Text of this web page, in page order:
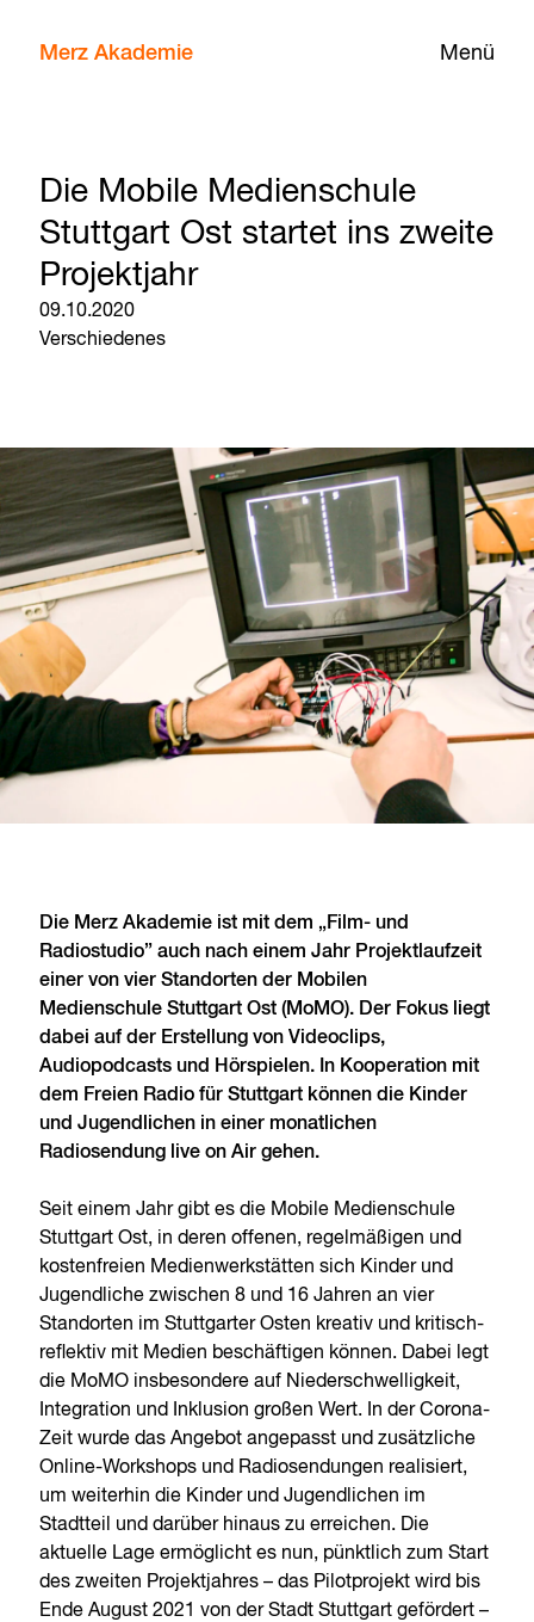
Menü
Merz Akademie
Die Mobile Medienschule
Stuttgart Ost startet ins zweite
Projektjahr
09.10.2020
Verschiedenes
Die Merz Akademie ist mit dem „Film- und
Radiostudio” auch nach einem Jahr Projektlaufzeit
einer von vier Standorten der Mobilen
Medienschule Stuttgart Ost (MoMO). Der Fokus liegt
dabei auf der Erstellung von Videoclips,
Audiopodcasts und Hörspielen. In Kooperation mit
dem Freien Radio für Stuttgart können die Kinder
und Jugendlichen in einer monatlichen
Radiosendung live on Air gehen.
Seit einem Jahr gibt es die Mobile Medienschule
Stuttgart Ost, in deren offenen, regelmäßigen und
kostenfreien Medienwerkstätten sich Kinder und
Jugendliche zwischen 8 und 16 Jahren an vier
Standorten im Stuttgarter Osten kreativ und kritisch-
reflektiv mit Medien beschäftigen können. Dabei legt
die MoMO insbesondere auf Niederschwelligkeit,
Integration und Inklusion großen Wert. In der Corona-
Zeit wurde das Angebot angepasst und zusätzliche
Online-Workshops und Radiosendungen realisiert,
um weiterhin die Kinder und Jugendlichen im
Stadtteil und darüber hinaus zu erreichen. Die
aktuelle Lage ermöglicht es nun, pünktlich zum Start
des zweiten Projektjahres – das Pilotprojekt wird bis
Ende August 2021 von der Stadt Stuttgart gefördert –